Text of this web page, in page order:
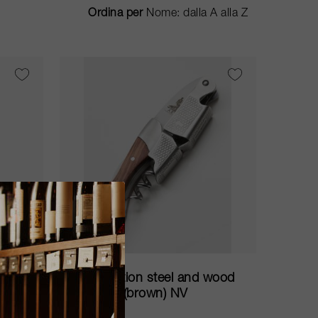
Ordina per
75cl
Limited edition steel and wood
corkscrew (brown) NV